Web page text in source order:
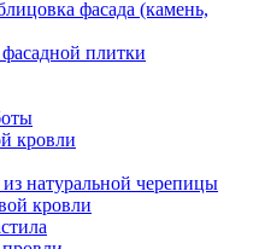
фасада (камень,
плитки
кровли
натуральной черепицы
кровли